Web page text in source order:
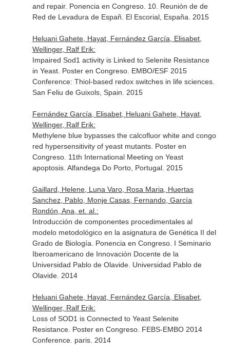
and repair. Ponencia en Congreso. 10. Reunión de de
Red de Levadura de Españ. El Escorial, España. 2015
Heluani Gahete, Hayat, Fernández García, Elisabet,
Wellinger, Ralf Erik:
Impaired Sod1 activity is Linked to Selenite Resistance
in Yeast. Poster en Congreso. EMBO/ESF 2015
Conference: Thiol-based redox switches in life sciences.
San Feliu de Guixols, Spain. 2015
Fernández García, Elisabet, Heluani Gahete, Hayat,
Wellinger, Ralf Erik:
Methylene blue bypasses the calcofluor white and congo
red hypersensitivity of yeast mutants. Poster en
Congreso. 11th International Meeting on Yeast
apoptosis. Alfandega Do Porto, Portugal. 2015
Gaillard, Helene, Luna Varo, Rosa Maria, Huertas
Sanchez, Pablo, Monje Casas, Fernando, García
Rondón, Ana, et. al.:
Introducción de componentes procedimentales al
modelo metodológico en la asignatura de Genética II del
Grado de Biología. Ponencia en Congreso. I Seminario
Iberoamericano de Innovación Docente de la
Universidad Pablo de Olavide. Universidad Pablo de
Olavide. 2014
Heluani Gahete, Hayat, Fernández García, Elisabet,
Wellinger, Ralf Erik:
Loss of SOD1 is Connected to Yeast Selenite
Resistance. Poster en Congreso. FEBS-EMBO 2014
Conference. paris. 2014